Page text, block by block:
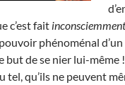
c’est fait
phénoménal
but de se nier lui-même
tel, qu’ils ne peuvent